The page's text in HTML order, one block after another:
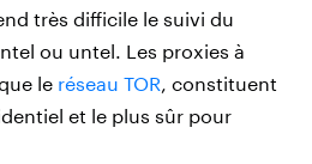
très difficile le suivi du
ou untel. Les proxies à
le réseau TOR, constituent
et le plus sûr pour